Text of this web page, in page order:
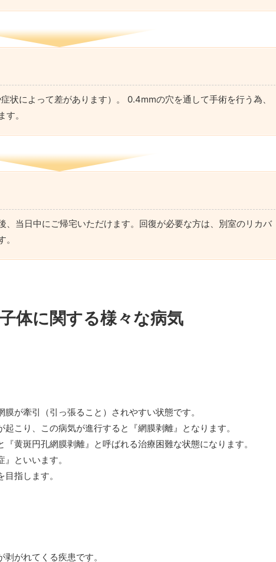
状によって差があります）。 0.4mmの穴を通して手術を行う為、
。
、当日中にご帰宅いただけます。回復が必要な方は、別室のリカバ
体に関する様々な病気
が牽引（引っ張ること）されやすい状態です。
こり、この病気が進行すると『網膜剥離』となります。
黄斑円孔網膜剥離』と呼ばれる治療困難な状態になります。
といいます。
指します。
がれてくる疾患です。